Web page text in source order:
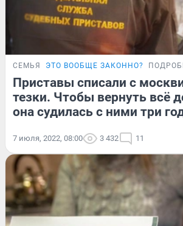
СЕМЬЯ ЭТО ВООБЩЕ ЗАКОННО?
Приставы списали с
тезки. Чтобы вернуть всё
она судилась с ними три
7 июля, 2022, 08:00 3 432 11